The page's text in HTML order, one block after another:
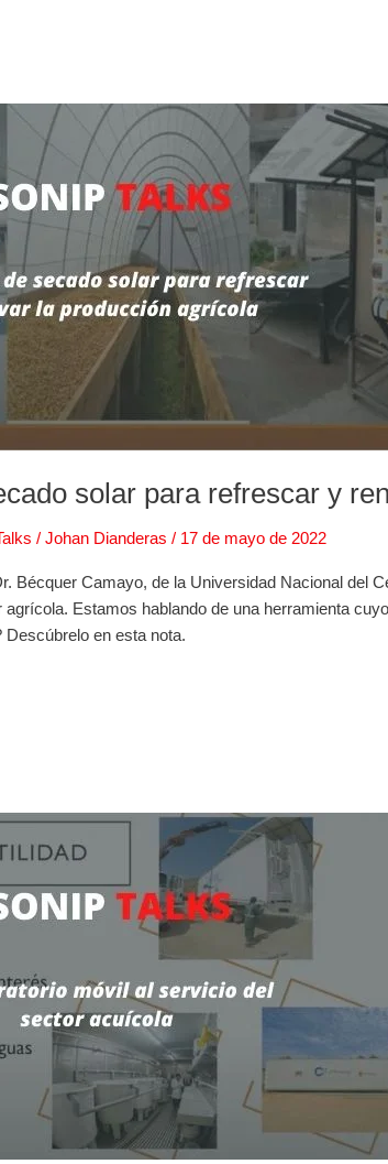
solar para refrescar y
/ Johan Dianderas / 17 de mayo de 2022
Bécquer Camayo, de la Universidad Nacional del
Estamos hablando de una herramienta
en esta nota.